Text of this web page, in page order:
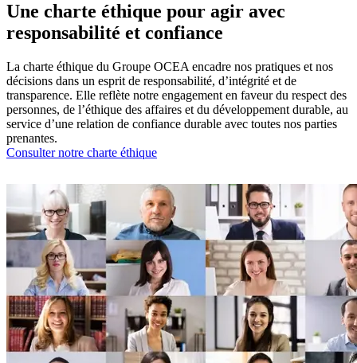
Une charte éthique pour agir avec
responsabilité et confiance
La charte éthique du Groupe OCEA encadre nos pratiques et nos
décisions dans un esprit de responsabilité, d’intégrité et de
transparence. Elle reflète notre engagement en faveur du respect des
personnes, de l’éthique des affaires et du développement durable, au
service d’une relation de confiance durable avec toutes nos parties
prenantes.
Consulter notre charte éthique